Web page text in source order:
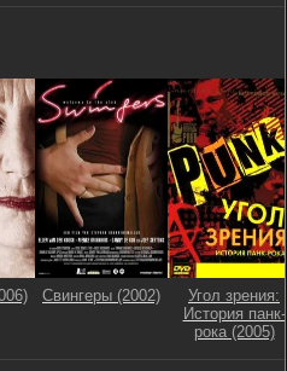
Свингеры (2002)
Угол зрения:
История панк-
рока (2005)